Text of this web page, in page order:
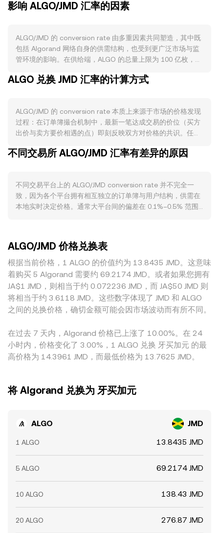
影响 ALGO/JMD 汇率的因素
ALGO/JMD 的 conversion rate 由多重因素共同塑造，其中既
包括 Algorand 网络自身的供需结构，也受到更广泛市场与监
管环境的影响。在供给端，ALGO 的总量上限为 100 亿枚，历
为主，整体年度发放节奏趋缓。Algorand 的最低交易费会被
降低可流通筹码并减轻短期卖压。需求端，链上真实使用与生
态扩张是关键驱动：Algorand 上的支付、汇款与机构应用落
地、DeFi 协议（如 AMM DEX 的交易与流动性挖矿）、NFT
需求（例如作为手续费与生态内结算媒介），进而影响
偏好；JMD 的强弱亦会通过法币腿影响标价，例如牙买加当地
利率政策、通胀与外汇供求状况变化，可能改变以 JMD 计价
的加密成交基准。监管事件方面，涉及 ALGO 的合规定性、主
都会带来预期差并引发价格重定价。技术层面，期货资金费率
正负与否反映多空杠杆失衡，会引起现货与合约间的基差波
动；少数平台上的期权到期集中点位可能带来短时波动；大型
地址在链上与交易所之间的资金流向、治理周期解锁与团队或
基金会地址的移动，都会在边际上影响 ALGO/JMD 的短期定
价。
ALGO 兑换 JMD 汇率的计算方式
ALGO/JMD 的 conversion rate 本质上来源于市场的价格发现
过程：在订单簿撮合机制中，最新一笔达成交易的价位（买方
出价与卖方要价相遇的点）即刻反映双方对价格的共识。任一
差额构成价差，二者的平均值可作为参考的中间价。当参考多
Volume_i，使得成交量较大的场所对综合价格的影响更大。对
于简单的换算关系，若已知 conversion rate，则 JMD Value =
ALGO Amount × rate；反之，ALGO Amount = JMD Value /
的不变公式，池内两种资产数量之比决定瞬时价格，近似表示
为 price = y/x；当大额交易改变池内资产比例时，滑点会使实
际成交与中心化订单簿报价产生差异。综合上述，无论是中心
化交易所的订单簿撮合还是去中心化池子的自动做市，最终都
会通过最新成交、跨平台 VWAP 与流动性状况共同形成
ALGO/JMD 的 conversion rate。
不同交易所 ALGO/JMD 汇率有差异的原因
不同交易平台上的 ALGO/JMD conversion rate 并不完全一
致，因为各个平台拥有相互独立的订单簿与用户结构，供需在
本地实时决定价格。通常大平台间的偏差在 0.1%–0.5% 范围
成定价差异：若某些司法辖区对 ALGO 的合规约束更严格或可
获得的法币通道更有限，可能出现折价或溢价；牙买加本地对
加密资产的入金、出金与合规要求也会影响以 JMD 计价的成
交基准。此外，在不少平台上，ALGO/JMD 的报价是通过
“ALGO/USDT 与 USDT/JMD”两腿隐含得到，USDT 相对法币
的轻微溢价或折价会传导至最终的 ALGO/JMD 标价，形成基础
价差。跨平台套利有助于收敛不同交易所的价格，当价差超过
低的平台买入，从而推动价格向一致；但在波动剧烈、法币通
道受限或链上转账拥堵的时期，套利难以及时完成，
ALGO/JMD 的 conversion rate 短期内仍可能出现可见的差
ALGO/JMD 价格兑换表
根据当前价格，1 ALGO 的价值约为 13.8435 JMD。这意味
着购买 5 Algorand 需要约 69.2174 JMD。或者如果您拥有
JA$1 JMD，则相当于约 0.072236 JMD，而 JA$50 JMD 则
将相当于约 3.6118 JMD。这些数字体现了 JMD 和 ALGO
之间的兑换价格，确切金额可能会因市场波动而有所不同。
在过去 7 天内，Algorand 价格已上涨了 10.00%。在 24
小时内，价格变化了 3.00%，1 ALGO 兑换 牙买加元 的最
高价格为 14.3961 JMD，而最低价格为 13.7625 JMD。
将 Algorand 兑换为 牙买加元
ALGO JMD
1 ALGO 13.8435 JMD
5 ALGO 69.2174 JMD
10 ALGO 138.43 JMD
20 ALGO 276.87 JMD